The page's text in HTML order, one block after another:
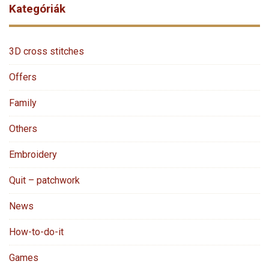
Kategóriák
3D cross stitches
Offers
Family
Others
Embroidery
Quit – patchwork
News
How-to-do-it
Games